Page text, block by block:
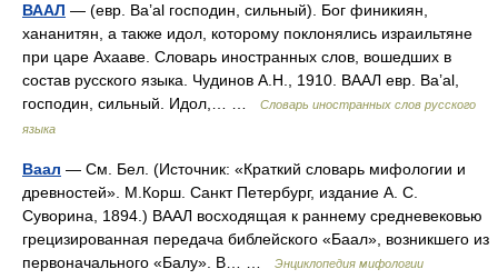
ВААЛ — (евр. Ba’al господин, сильный). Бог финикиян,
хананитян, а также идол, которому поклонялись израильтяне
при царе Ахааве. Словарь иностранных слов, вошедших в
состав русского языка. Чудинов А.Н., 1910. ВААЛ евр. Ba’al,
господин, сильный. Идол,… …
Словарь иностранных слов русского
языка
Ваал — См. Бел. (Источник: «Краткий словарь мифологии и
древностей». М.Корш. Санкт Петербург, издание А. С.
Суворина, 1894.) ВААЛ восходящая к раннему средневековью
грецизированная передача библейского «Баал», возникшего из
первоначального «Балу». В… …
Энциклопедия мифологии